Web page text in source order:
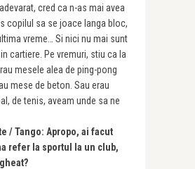
cred ca n-as mai avea
copilul sa se joace langa bloc,
vreme… Si nici nu mai sunt
cartiere. Pe vremuri, stiu ca la
mesele alea de ping-pong
mese de beton. Sau erau
de tenis, aveam unde sa ne
/ Tango: Apropo, ai facut
refer la sportul la un club,